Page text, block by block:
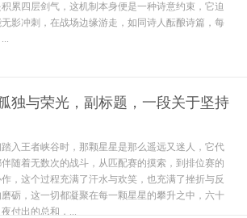
累四层剑气，这机制本身便是一种诗意约束，它迫
影冲刺，在战场边缘游走，如同诗人酝酿诗篇，每
独与荣光，副标题，一段关于坚持
入王者峡谷时，那颗星星是那么遥远又迷人，它代
随着无数次的战斗，从匹配赛的摸索，到排位赛的
，这个过程充满了汗水与欢笑，也充满了挫折与反
砺，这一切都凝聚在每一颗星星的攀升之中，六十
付出的总和，...